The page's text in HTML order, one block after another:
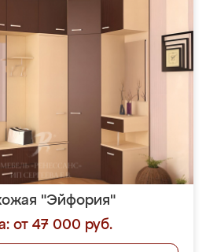
"Эйфория"
от 47 000 руб.